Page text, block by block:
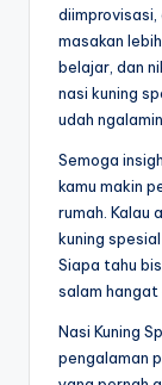
masakan
belajar, dan
nasi kuning
udah
Semoga
kamu makin
rumah. Kalau
kuning
Siapa tahu
salam hangat
Nasi Kuning
pengalaman